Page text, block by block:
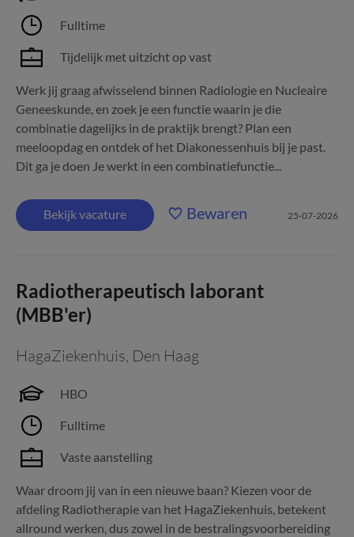
Fulltime
Tijdelijk met uitzicht op vast
Werk jij graag afwisselend binnen Radiologie en Nucleaire
Geneeskunde, en zoek je een functie waarin je die
combinatie dagelijks in de praktijk brengt? Plan een
meeloopdag en ontdek of het Diakonessenhuis bij je past.
Dit ga je doen Je werkt in een combinatiefunctie...
Bekijk vacature Bewaren 25-07-2026
Radiotherapeutisch laborant
(MBB'er)
HagaZiekenhuis, Den Haag
HBO
Fulltime
Vaste aanstelling
Waar droom jij van in een nieuwe baan? Kiezen voor de
afdeling Radiotherapie van het HagaZiekenhuis, betekent
allround werken, dus zowel in de bestralingsvoorbereiding